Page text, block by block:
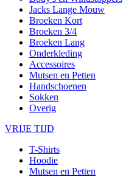
Jacks Lange Mouw
Broeken Kort
Broeken 3/4
Broeken Lang
Onderkleding
Accessoires
Mutsen en Petten
Handschoenen
Sokken
Overig
VRIJE TIJD
T-Shirts
Hoodie
Mutsen en Petten